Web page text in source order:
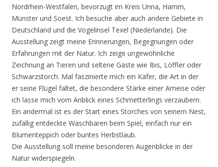
Nordrhein-Westfalen, bevorzugt im Kreis Unna, Hamm,
Münster und Soest. Ich besuche aber auch andere Gebiete in
Deutschland und die Vogelinsel Texel (Niederlande). Die
Ausstellung zeigt meine Erinnerungen, Begegnungen oder
Erfahrungen mit der Natur. Ich zeige ungewöhnliche
Zeichnung an Tieren und seltene Gäste wie Ibis, Löffler oder
Schwarzstorch. Mal faszinierte mich ein Käfer, die Art in der
er seine Flügel faltet, die besondere Stärke einer Ameise oder
ich lasse mich vom Anblick eines Schmetterlings verzaubern.
Ein andermal ist es der Start eines Storches von seinem Nest,
zufällig entdeckte Waschbären beim Spiel, einfach nur ein
Blumenteppich oder buntes Herbstlaub.
Die Ausstellung soll meine besonderen Augenblicke in der
Natur widerspiegeln.